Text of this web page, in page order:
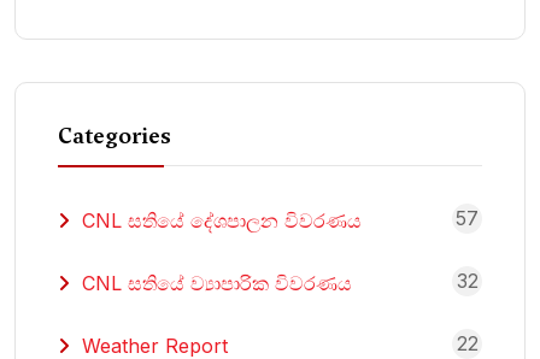
Categories
CNL සතියේ දේශපාලන විවරණය 57
CNL සතියේ ව්‍යාපාරික විවරණය 32
Weather Report 22